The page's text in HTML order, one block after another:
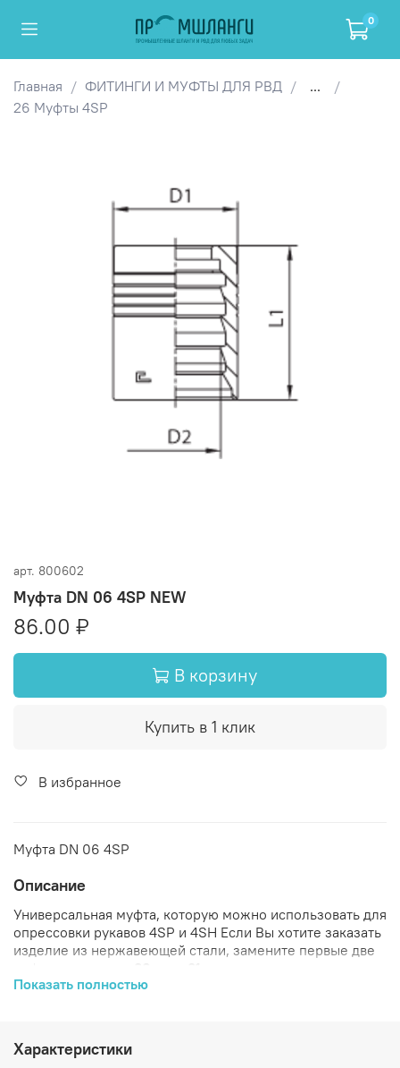
0
Главная ФИТИНГИ И МУФТЫ ДЛЯ РВД
...
26 Муфты 4SP
арт. 800602
Муфта DN 06 4SP NEW
86.00 ₽
В корзину
Купить в 1 клик
В избранное
Муфта DN 06 4SP
Описание
Универсальная муфта, которую можно использовать для
опрессовки рукавов 4SP и 4SH Если Вы хотите заказать
изделие из нержавеющей стали, замените первые две
Характеристики
Артикул Бренд
Показать полностью
Характеристики